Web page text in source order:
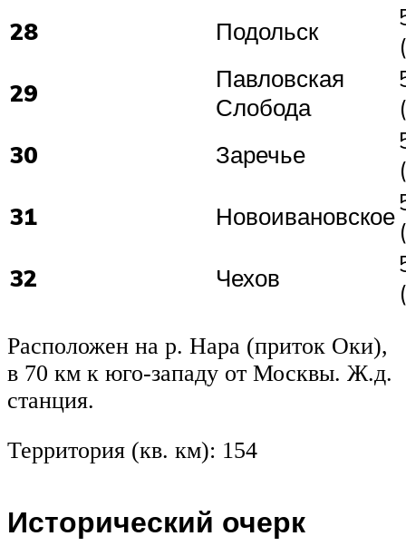
28
Подольск
29
Павловская
Слобода
30
Заречье
31
Новоивановское
32
Чехов
Расположен на р. Нара (приток Оки),
в 70 км к юго-западу от Москвы. Ж.д.
станция.
Территория (кв. км): 154
Исторический очерк